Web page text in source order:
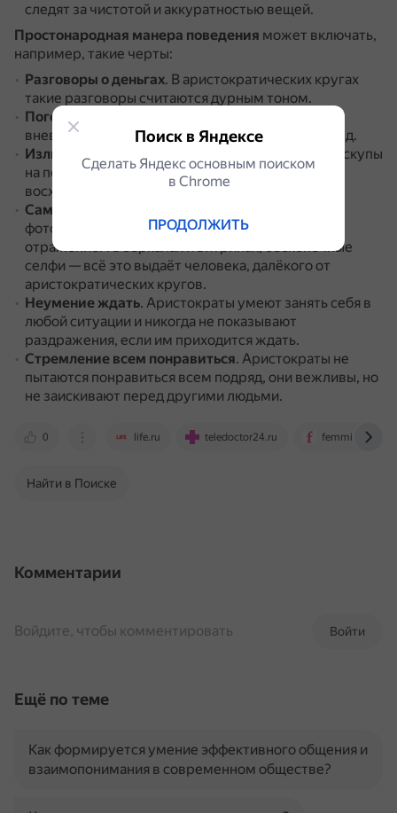
следят за чистотой и аккуратностью вещей.
Простонародная манера поведения может включать,
например, такие черты:
Разговоры о деньгах. В аристократических кругах
такие разговоры считаются дурным тоном.
Погоня за модой
вневременной стиль и ценят качество, а не бренд.
Излишние комплименты и лесть
Аристократы скупы
на похвалу и очень избирательны в выражении
восхищения.
Самолюбование и нарциссизм
фотографирование себя, любование своим
отражением в зеркалах и витринах, бесконечные
селфи — всё это выдаёт человека, далёкого от
аристократических кругов.
Неумение ждать. Аристократы умеют занять себя в
любой ситуации и никогда не показывают
раздражения, если им приходится ждать.
Стремление всем понравиться. Аристократы не
пытаются понравиться всем подряд, они вежливы, но
не заискивают перед другими людьми.
0 life.ru teledoctor24.ru femmie.ru
Найти в Поиске
Комментарии
Войти
Войдите, чтобы комментировать
Ещё по теме
Как формируется умение эффективного общения и
взаимопонимания в современном обществе?
Поиск в Яндексе
Сделать Яндекс основным поиском
в Сhrome
ПРОДОЛЖИТЬ